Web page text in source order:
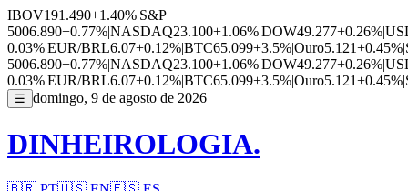
IBOV191.490+1.40%|S&P
5006.890+0.77%|NASDAQ23.100+1.06%|DOW49.277+0.26%|
0.03%|EUR/BRL6.07+0.12%|BTC65.099+3.5%|Ouro5.121+0.45%|
5006.890+0.77%|NASDAQ23.100+1.06%|DOW49.277+0.26%|
0.03%|EUR/BRL6.07+0.12%|BTC65.099+3.5%|Ouro5.121+0.45%|
☰ domingo, 9 de agosto de 2026
DINHEIROLOGIA.